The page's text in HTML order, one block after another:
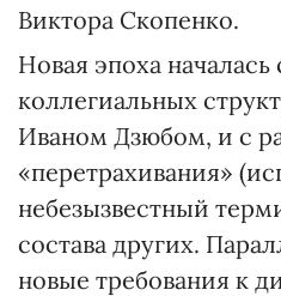
Виктора Скопенко.
Новая эпоха
коллегиальных
Иваном Дзюбом, и с
«перетрахивания»
небезызвестный
состава других.
новые требования к